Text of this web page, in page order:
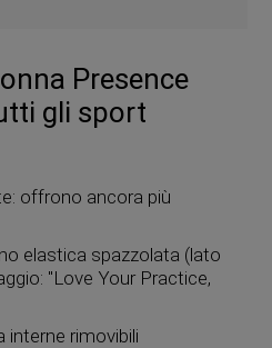
Presence
gli sport
offrono ancora più
elastica spazzolata (lato
"Love Your Practice,
interne rimovibili